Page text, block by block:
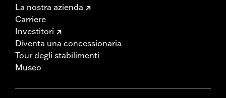
La nostra azienda
Carriere
Investitori
Diventa una concessionaria
Tour degli stabilimenti
Museo